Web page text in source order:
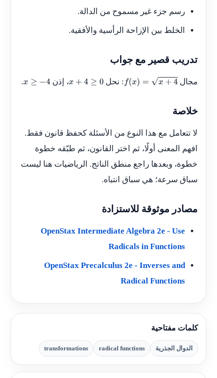
رسم جزء غير مسموح من الدالة.
الخلط بين الإزاحة الرأسية والأفقية.
تدريب قصير مع جواب
مجال f(x)= x+4 : نحل x +4 ≥0 ، إذن x ≥− 4
.
خلاصة
لا تتعامل مع هذا النوع من الأسئلة كحفظ قانون فقط.
افهم المعنى أولًا، ثم اختر القانون، ثم طبّقه خطوة
خطوة، وبعدها راجع منطق الناتج. الرياضيات هنا ليست
سباق سرعة؛ هي سباق انتباه.
مصادر موثوقة للاستزادة
OpenStax Intermediate Algebra 2e - Use
Radicals in Functions
OpenStax Precalculus 2e - Inverses and
Radical Functions
كلمات مفتاحية
الدوال الجذرية radical functions
transformations